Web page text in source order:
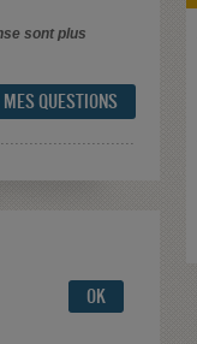
sont plus
MES QUESTIONS